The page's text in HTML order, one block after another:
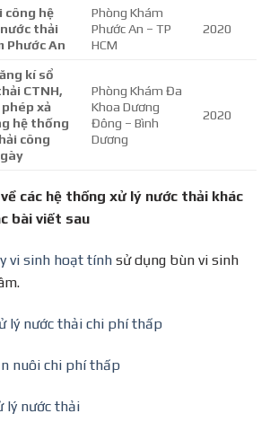
công hệ
thải
Phước An
Phòng Khám
Phước An – TP
HCM
2020
kí sổ
CTNH,
xả
hệ thống
công
Phòng Khám Đa
Khoa Dương
Đông – Bình
Dương
2020
các hệ thống xử lý nước thải khác
bài viết sau
vi sinh hoạt tính sử dụng bùn vi sinh
lý nước thải chi phí thấp
nuôi chi phí thấp
lý nước thải